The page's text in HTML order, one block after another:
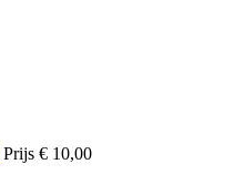
Prijs € 10,00